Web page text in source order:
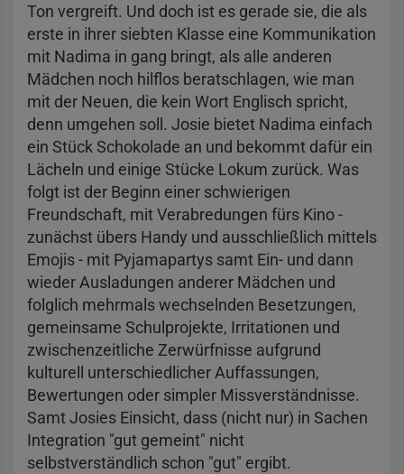
Ton vergreift. Und doch ist es gerade sie, die als
erste in ihrer siebten Klasse eine Kommunikation
mit Nadima in gang bringt, als alle anderen
Mädchen noch hilflos beratschlagen, wie man
mit der Neuen, die kein Wort Englisch spricht,
denn umgehen soll. Josie bietet Nadima einfach
ein Stück Schokolade an und bekommt dafür ein
Lächeln und einige Stücke Lokum zurück. Was
folgt ist der Beginn einer schwierigen
Freundschaft, mit Verabredungen fürs Kino -
zunächst übers Handy und ausschließlich mittels
Emojis - mit Pyjamapartys samt Ein- und dann
wieder Ausladungen anderer Mädchen und
folglich mehrmals wechselnden Besetzungen,
gemeinsame Schulprojekte, Irritationen und
zwischenzeitliche Zerwürfnisse aufgrund
kulturell unterschiedlicher Auffassungen,
Bewertungen oder simpler Missverständnisse.
Samt Josies Einsicht, dass (nicht nur) in Sachen
Integration "gut gemeint" nicht
selbstverständlich schon "gut" ergibt.